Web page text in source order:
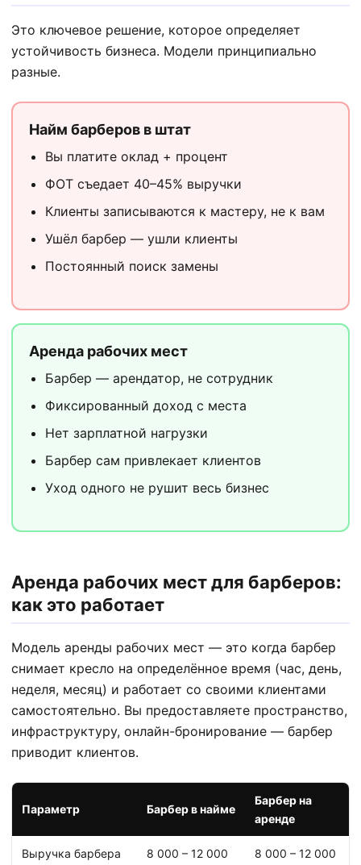
Это ключевое решение, которое определяет
устойчивость бизнеса. Модели принципиально
разные.
Найм барберов в штат
Вы платите оклад + процент
ФОТ съедает 40–45% выручки
Клиенты записываются к мастеру, не к вам
Ушёл барбер — ушли клиенты
Постоянный поиск замены
Аренда рабочих мест
Барбер — арендатор, не сотрудник
Фиксированный доход с места
Нет зарплатной нагрузки
Барбер сам привлекает клиентов
Уход одного не рушит весь бизнес
Аренда рабочих мест для барберов:
как это работает
Модель аренды рабочих мест — это когда барбер
снимает кресло на определённое время (час, день,
неделя, месяц) и работает со своими клиентами
самостоятельно. Вы предоставляете пространство,
инфраструктуру, онлайн-бронирование — барбер
приводит клиентов.
Параметр Барбер в найме
Барбер на
аренде
Выручка барбера 8 000 – 12 000 8 000 – 12 000